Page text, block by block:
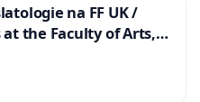
na FF UK /
the Faculty of Arts,